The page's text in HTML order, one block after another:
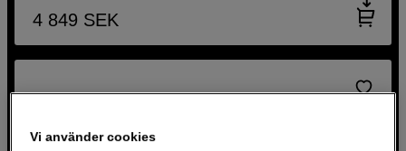
4 849 SEK
Vi använder cookies